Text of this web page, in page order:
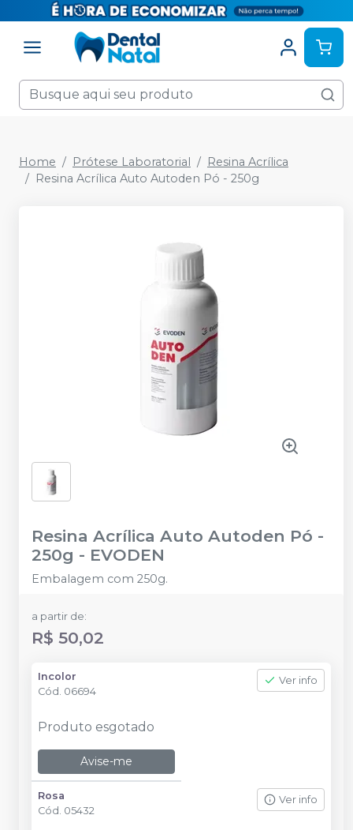
Home Prótese Laboratorial
Resina Acrílica
Resina Acrílica Auto Autoden Pó - 250g
Resina Acrílica Auto Autoden Pó -
250g - EVODEN
Embalagem com 250g.
a partir de:
R$ 50,02
Incolor
Cód. 06694
Ver info
Produto esgotado
Avise-me
Rosa
Cód. 05432
Ver info